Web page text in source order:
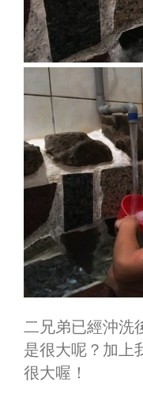
二兄弟已經沖洗
是很大呢？加上
很大喔！